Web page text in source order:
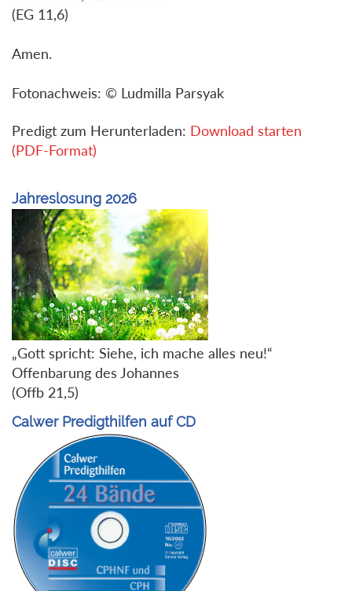
(EG 11,6)
Amen.
Fotonachweis: © Ludmilla Parsyak
Predigt zum Herunterladen: Download starten
(PDF-Format)
Jahreslosung 2026
„Gott spricht: Siehe, ich mache alles neu!“
Offenbarung des Johannes
(Offb 21,5)
Calwer Predigthilfen auf CD